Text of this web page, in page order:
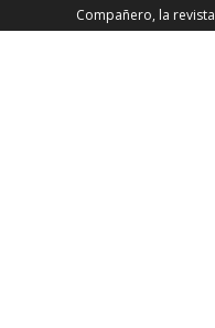
Compañero, la revista